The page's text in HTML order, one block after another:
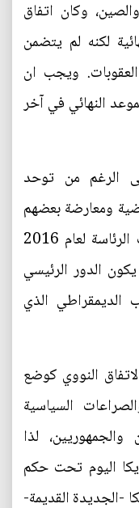
وكان اتفاق
لكنه لم يتضمن
ويجب ان
النهائي في آخر
الرغم من توحد
ومعارضة بعضهم
ومنهم مرشحون محتملون لانتخابات الرئاسة لعام 2016
الدور الرئيسي
الديمقراطي الذي
النووي كوضع
السياسية
والجمهوريين، لذا
اليوم تحت حكم
-الجديدة القديمة-